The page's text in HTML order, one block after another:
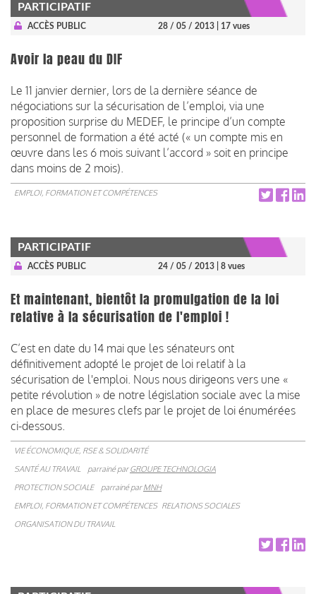
PARTICIPATIF
ACCÈS PUBLIC 28 / 05 / 2013 | 17 vues
Avoir la peau du DIF
Le 11 janvier dernier, lors de la dernière séance de
négociations sur la sécurisation de l’emploi, via une
proposition surprise du MEDEF, le principe d’un compte
personnel de formation a été acté (« un compte mis en
œuvre dans les 6 mois suivant l’accord » soit en principe
dans moins de 2 mois).
EMPLOI, FORMATION ET COMPÉTENCES
PARTICIPATIF
ACCÈS PUBLIC 24 / 05 / 2013 | 8 vues
Et maintenant, bientôt la promulgation de la loi
relative à la sécurisation de l'emploi !
C’est en date du 14 mai que les sénateurs ont
définitivement adopté le projet de loi relatif à la
sécurisation de l'emploi. Nous nous dirigeons vers une «
petite révolution » de notre législation sociale avec la mise
en place de mesures clefs par le projet de loi énumérées
ci-dessous.
VIE ÉCONOMIQUE, RSE & SOLIDARITÉ
SANTÉ AU TRAVAIL
parrainé parGROUPE TECHNOLOGIA
PROTECTION SOCIALE
parrainé parMNH
EMPLOI, FORMATION ET COMPÉTENCES RELATIONS SOCIALES
ORGANISATION DU TRAVAIL